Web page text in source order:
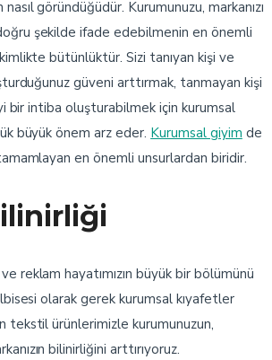
nasıl göründüğüdür. Kurumunuzu, markanızı
şekilde ifade edebilmenin en önemli
bütünlüktür. Sizi tanıyan kişi ve
güveni arttırmak, tanmayan kişi
bir intiba oluşturabilmek için kurumsal
büyük önem arz eder. Kurumsal giyim de
en önemli unsurlardan biridir.
reklam hayatımızın büyük bir bölümünü
olarak gerek kurumsal kıyafetler
tekstil ürünlerimizle kurumunuzun,
bilinirliğini arttırıyoruz.